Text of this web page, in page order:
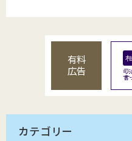
有料
広告
カテゴリー